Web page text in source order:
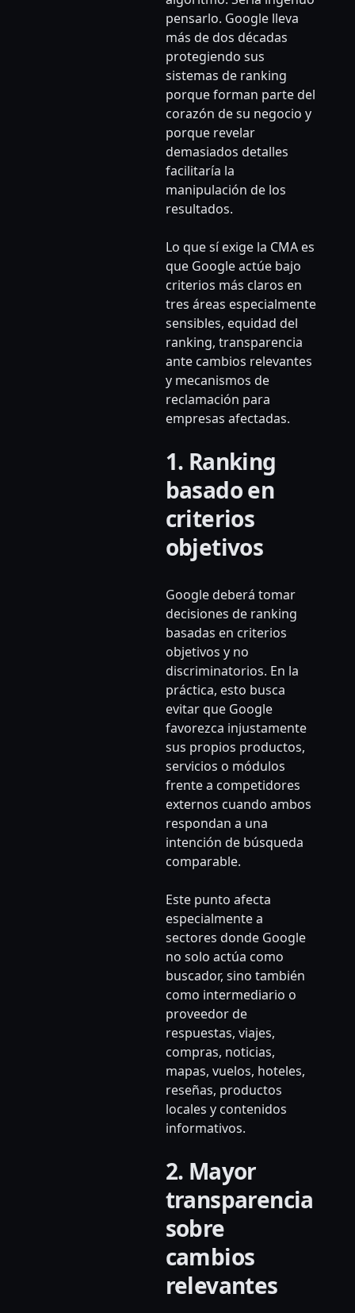
pensarlo. Google lleva
más de dos décadas
protegiendo sus
sistemas de ranking
porque forman parte del
corazón de su negocio y
porque revelar
demasiados detalles
facilitaría la
manipulación de los
resultados.
Lo que sí exige la CMA es
que Google actúe bajo
criterios más claros en
tres áreas especialmente
sensibles, equidad del
ranking, transparencia
ante cambios relevantes
y mecanismos de
reclamación para
empresas afectadas.
1. Ranking
basado en
criterios
objetivos
Google deberá tomar
decisiones de ranking
basadas en criterios
objetivos y no
discriminatorios. En la
práctica, esto busca
evitar que Google
favorezca injustamente
sus propios productos,
servicios o módulos
frente a competidores
externos cuando ambos
respondan a una
intención de búsqueda
comparable.
Este punto afecta
especialmente a
sectores donde Google
no solo actúa como
buscador, sino también
como intermediario o
proveedor de
respuestas, viajes,
compras, noticias,
mapas, vuelos, hoteles,
reseñas, productos
locales y contenidos
informativos.
2. Mayor
transparencia
sobre
cambios
relevantes